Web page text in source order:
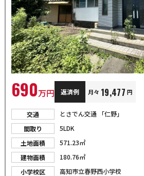
690万円 返済例 月々 19,477 円
交通
とさでん交通 「仁野」
間取り
5LDK
土地面積
571.23㎡
建物面積
180.76㎡
小学校区
高知市立春野西小学校